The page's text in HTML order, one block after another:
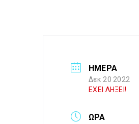
ΗΜΕΡΑ
Δεκ 20 2022
ΕΧΕΙ ΛΗΞΕΙ!
ΩΡΑ